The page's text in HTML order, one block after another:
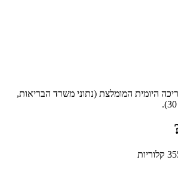
היומית המומלצת (נתוני משרד הבריאות,
קלוריות